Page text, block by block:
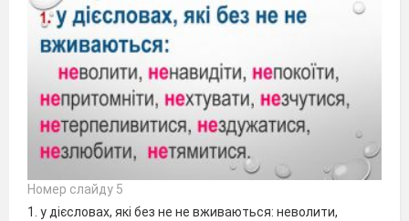
Номер слайду 5
1. у дієсловах, які без не не вжива­ються: неволити,